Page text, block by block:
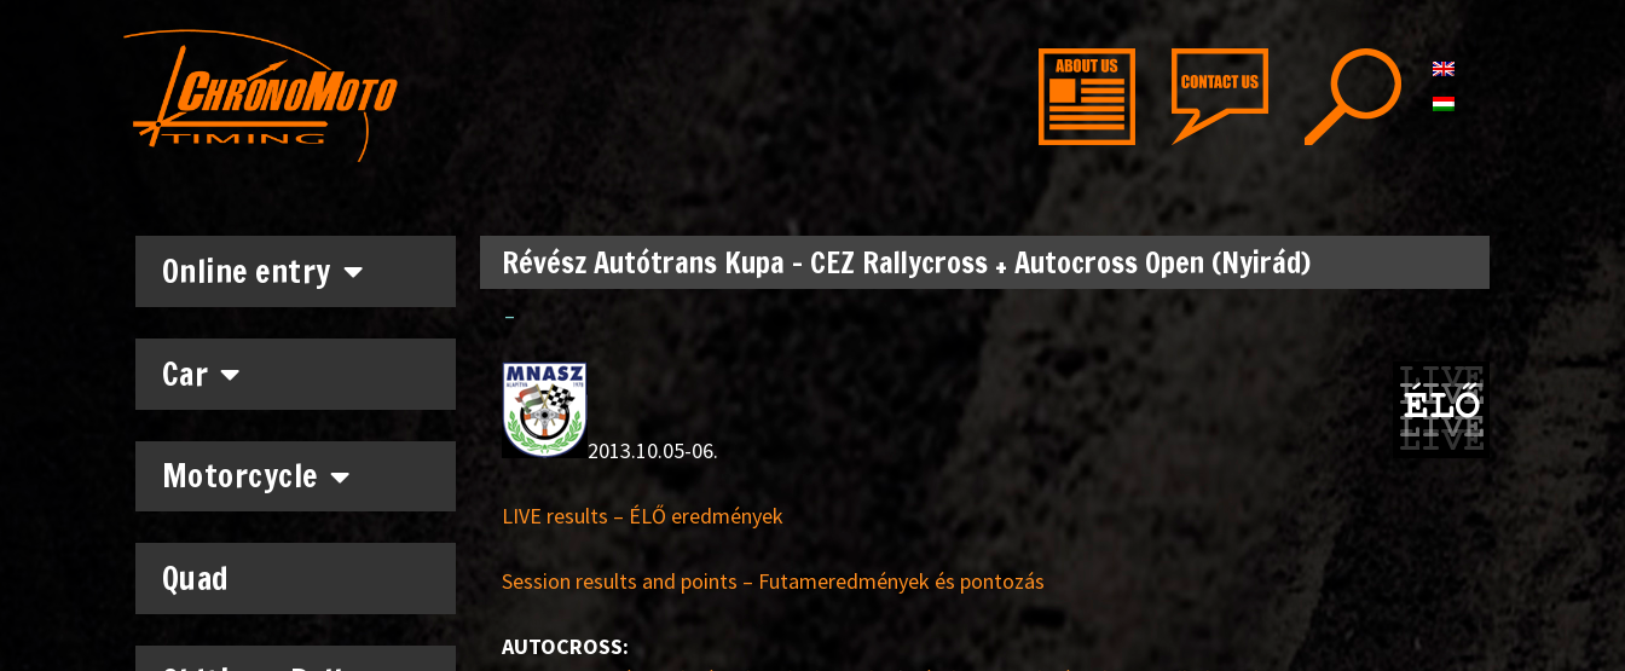
Online entry
Car
Motorcycle
Quad
Révész Autótrans Kupa – CEZ Rallycross + Autocross Open (Nyirád)
–
2013.10.05-06.
LIVE results – ÉLŐ eredmények
Session results and points – Futameredmények és pontozás
AUTOCROSS: